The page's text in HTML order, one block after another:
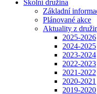
Školní družina
Základní
Plánované akce
Aktuality z
2025-2026
2024-2025
2023-2024
2022-2023
2021-2022
2020-2021
2019-2020